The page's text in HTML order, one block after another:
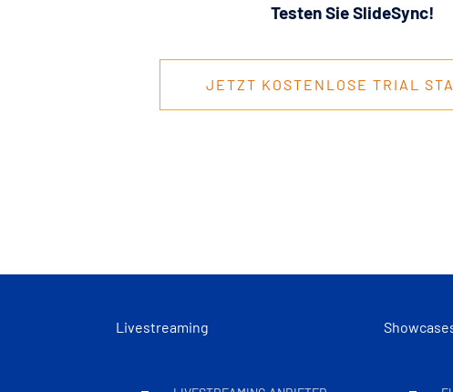
Testen Sie SlideSync!
JETZT KOSTENLOSE TRIAL
Livestreaming